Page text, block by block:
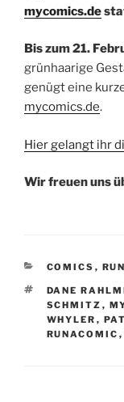
mycomics.de
Bis zum 21.
grünhaarige
genügt eine
mycomics.de.
Hier gelangt ihr
Wir freuen uns
KATEGORIEN
COMICS ,
DANE
SCHMITZ ,
WHYLER ,
RUNACOMIC ,